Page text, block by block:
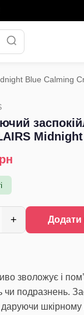
Blue Calming
+ Додати
зволожує і
чи подразнень.
даруючи